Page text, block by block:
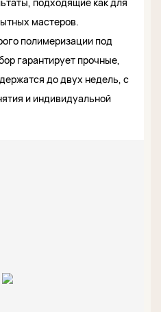
мастеров.
полимеризации под
гарантирует прочные,
до двух недель, с
и индивидуальной